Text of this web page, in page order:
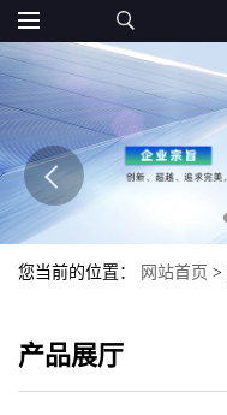
您当前的位置： 网站首页 >
产品展厅